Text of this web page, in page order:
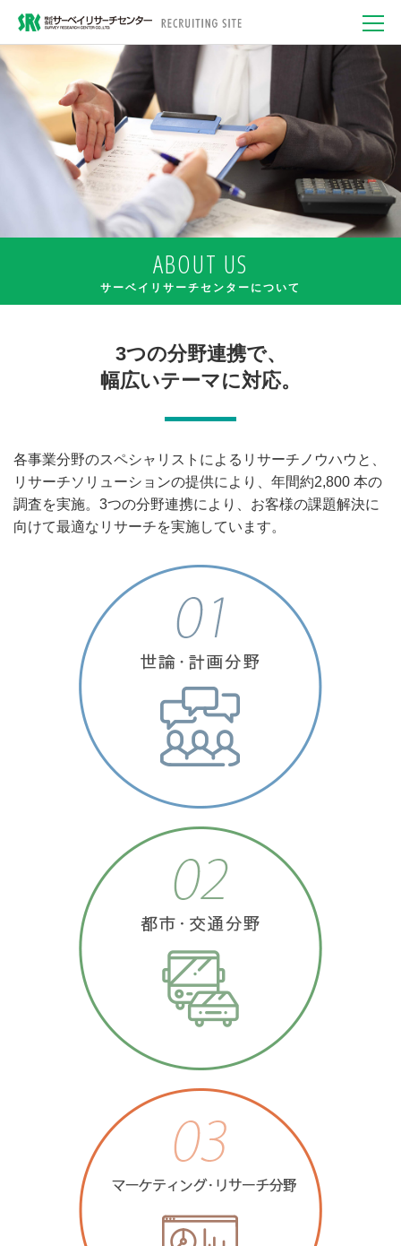
ABOUT US
サーベイリサーチセンターについて
3つの分野連携で、
幅広いテーマに対応。
各事業分野のスペシャリストによるリサーチノウハウと、
リサーチソリューションの提供により、年間約2,800 本の
調査を実施。3つの分野連携により、お客様の課題解決に
向けて最適なリサーチを実施しています。